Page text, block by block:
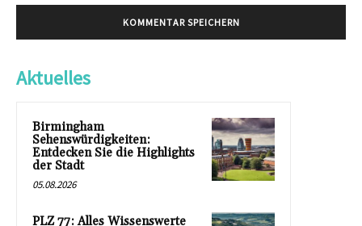
Aktuelles
Birmingham
Sehenswürdigkeiten:
Entdecken Sie die Highlights
der Stadt
05.08.2026
PLZ 77: Alles Wissenswerte